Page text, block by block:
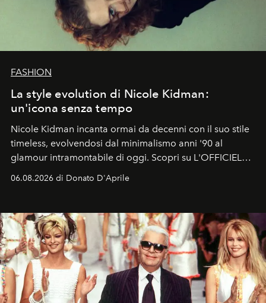
FASHION
La style evolution di Nicole Kidman:
un'icona senza tempo
Nicole Kidman incanta ormai da decenni con il suo stile
timeless, evolvendosi dal minimalismo anni '90 al
glamour intramontabile di oggi. Scopri su L'OFFICIEL
Italia la sua style evolution.
06.08.2026 di Donato D'Aprile